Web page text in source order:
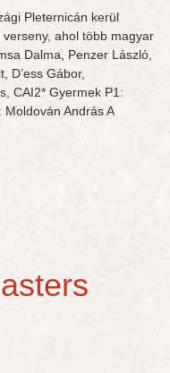
Pleternicán kerül
ahol több magyar
Dalma, Penzer László,
D’ess Gábor,
CAI2* Gyermek P1:
András A